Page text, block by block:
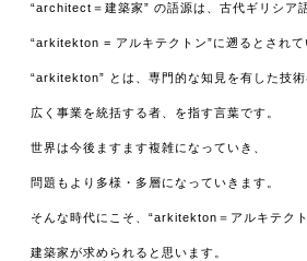
“architect＝建築家” の語源は、古代ギリシア
“arkitekton = アルキテクトン”に遡るとされて
“arkitekton” とは、専門的な知見を有した技術
広く事業を統括する者、を指す言葉です。
世界は今後ますます複雑になっていき、
問題もより多様・多層になっていきます。
そんな時代にこそ、“arkitekton＝アルキテク
建築家が求められると思います。